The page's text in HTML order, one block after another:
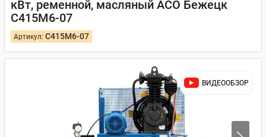
кВт, ременной, масляный АСО Бежецк
С415М6-07
Артикул: С415М6-07
ВИДЕООБЗОР